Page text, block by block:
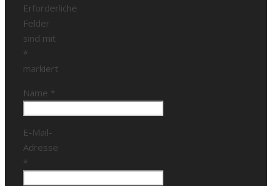
Erforderliche
Felder
sind mit
*
markiert
Name *
E-Mail-
Adresse
*